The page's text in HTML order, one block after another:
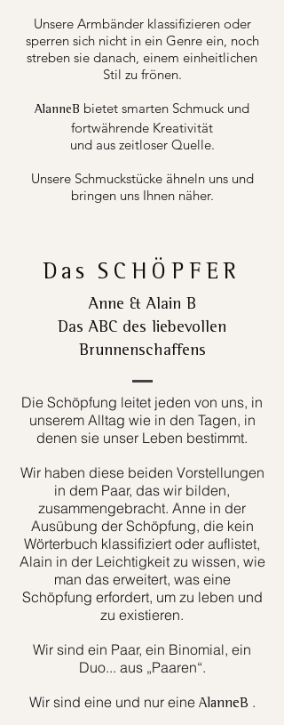
Unsere Armbänder klassifizieren oder
sperren sich nicht in ein Genre ein, noch
streben sie danach, einem einheitlichen
Stil zu frönen.
AlanneB bietet smarten Schmuck und
fortwährende Kreativität
und aus zeitloser Quelle.
Unsere Schmuckstücke ähneln uns und
bringen uns Ihnen näher.
Das SCHÖPFER
Anne & Alain B
Das ABC des liebevollen
Brunnenschaffens
Die Schöpfung leitet jeden von uns, in
unserem Alltag wie in den Tagen, in
denen sie unser Leben bestimmt.
Wir haben diese beiden Vorstellungen
in dem Paar, das wir bilden,
zusammengebracht. Anne in der
Ausübung der Schöpfung, die kein
Wörterbuch klassifiziert oder auflistet,
Alain in der Leichtigkeit zu wissen, wie
man das erweitert, was eine
Schöpfung erfordert, um zu leben und
zu existieren.
Wir sind ein Paar, ein Binomial, ein
Duo... aus „Paaren“.
Wir sind eine und nur eine AlanneB .